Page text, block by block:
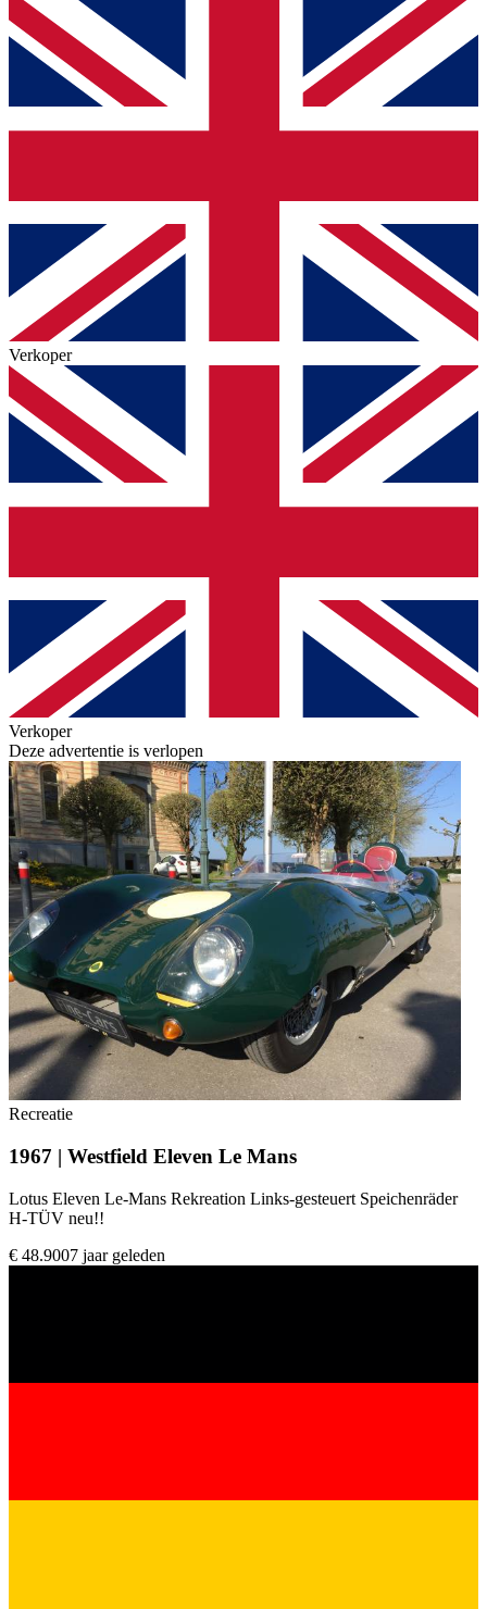
Verkoper
Verkoper
Deze advertentie is verlopen
Recreatie
1967 | Westfield Eleven Le Mans
Lotus Eleven Le-Mans Rekreation Links-gesteuert Speichenräder
H-TÜV neu!!
€ 48.9007 jaar geleden